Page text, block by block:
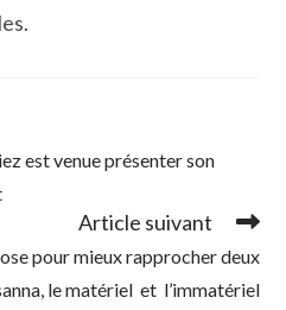
est venue présenter son
Article suivant
pour mieux rapprocher deux
le matériel et l’immatériel